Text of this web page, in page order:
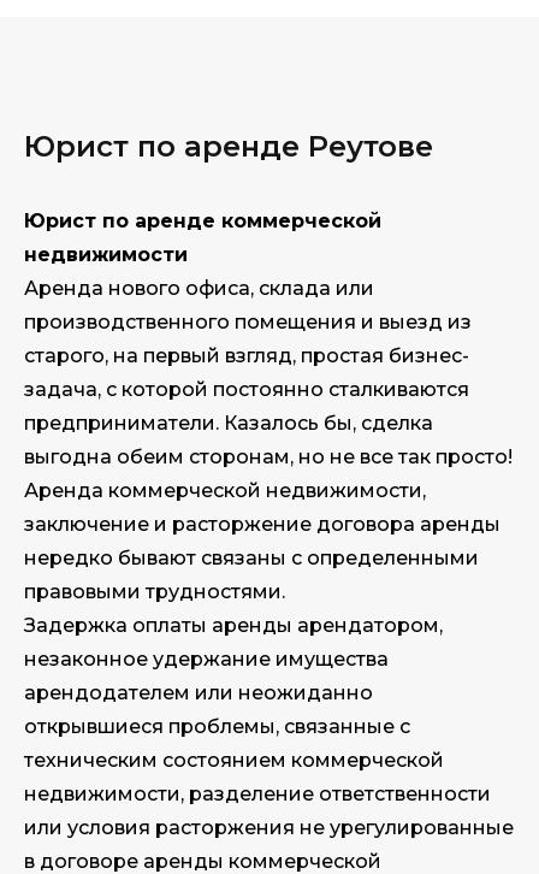
Юрист по аренде Реутове
Юрист по аренде коммерческой
недвижимости
Аренда нового офиса, склада или
производственного помещения и выезд из
старого, на первый взгляд, простая бизнес-
задача, с которой постоянно сталкиваются
предприниматели. Казалось бы, сделка
выгодна обеим сторонам, но не все так просто!
Аренда коммерческой недвижимости,
заключение и расторжение договора аренды
нередко бывают связаны с определенными
правовыми трудностями.
Задержка оплаты аренды арендатором,
незаконное удержание имущества
арендодателем или неожиданно
открывшиеся проблемы, связанные с
техническим состоянием коммерческой
недвижимости, разделение ответственности
или условия расторжения не урегулированные
в договоре аренды коммерческой